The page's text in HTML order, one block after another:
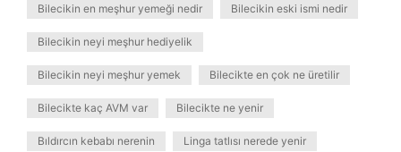
Bilecikin en meşhur yemeği nedir Bilecikin eski ismi nedir
Bilecikin neyi meşhur hediyelik
Bilecikin neyi meşhur yemek Bilecikte en çok ne üretilir
Bilecikte kaç AVM var Bilecikte ne yenir
Bıldırcın kebabı nerenin Linga tatlısı nerede yenir